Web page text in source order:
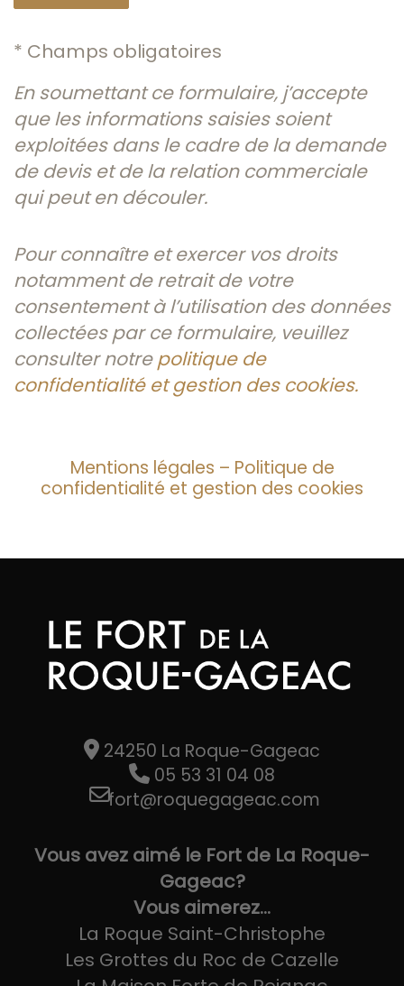
* Champs obligatoires
En soumettant ce formulaire, j’accepte
que les informations saisies soient
exploitées dans le cadre de la demande
de devis et de la relation commerciale
qui peut en découler.
Pour connaître et exercer vos droits
notamment de retrait de votre
consentement à l’utilisation des données
collectées par ce formulaire, veuillez
consulter notrepolitique de
confidentialité et gestion des cookies.
Mentions légales – Politique de
confidentialité et gestion des cookies
24250 La Roque-Gageac
05 53 31 04 08
fort@roquegageac.com
Vous avez aimé le Fort de La Roque-
Gageac?
Vous aimerez...
La Roque Saint-Christophe
Les Grottes du Roc de Cazelle